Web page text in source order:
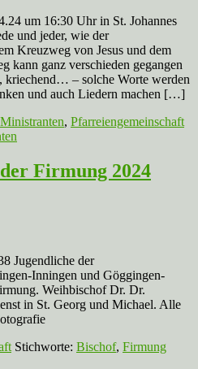
um 16:30 Uhr in St. Johannes
und jeder, wie der
Kreuzweg von Jesus und dem
kann ganz verschieden gegangen
kriechend… – solche Worte werden
und auch Liedern machen […]
Ministranten, Pfarreiengemeinschaft
Firmung 2024
Jugendliche der
Inningen und Göggingen-
Weihbischof Dr. Dr.
in St. Georg und Michael. Alle
Stichworte: Bischof, Firmung